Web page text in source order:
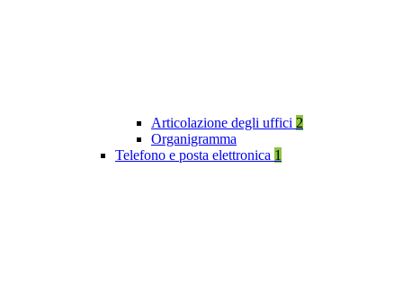
Articolazione degli uffici 2
Organigramma
Telefono e posta elettronica 1